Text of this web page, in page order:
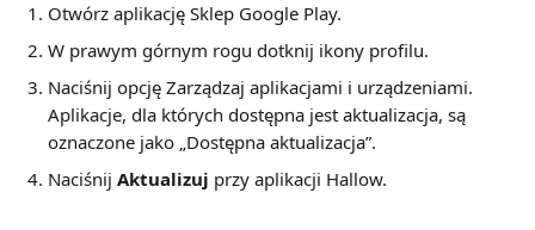
Otwórz aplikację Sklep Google Play.
W prawym górnym rogu dotknij ikony profilu.
Naciśnij opcję Zarządzaj aplikacjami i urządzeniami.
Aplikacje, dla których dostępna jest aktualizacja, są
oznaczone jako „Dostępna aktualizacja”.
Naciśnij Aktualizuj przy aplikacji Hallow.